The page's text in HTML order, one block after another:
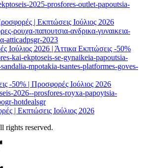
| Εκπτώσεις Ιούλιος 2026
Ιούλιος 2026 | Άττικα Εκπτώσεις -50%
-50% | Προσφορές Ιούλιος 2026
| Εκπτώσεις Ιούλιος 2026
rights reserved.